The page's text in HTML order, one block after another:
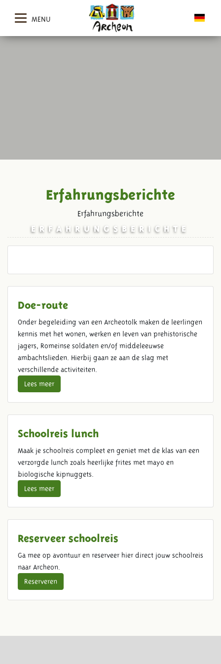
MENU
ERFAHRUNGSBERICHTE
Erfahrungsberichte
Erfahrungsberichte
Doe-route
Onder begeleiding van een Archeotolk maken de leerlingen
kennis met het wonen, werken en leven van prehistorische
jagers, Romeinse soldaten en/of middeleeuwse
ambachtslieden. Hierbij gaan ze aan de slag met
verschillende activiteiten.
Lees meer
Schoolreis lunch
Maak je schoolreis compleet en geniet met de klas van een
verzorgde lunch zoals heerlijke frites met mayo en
biologische kipnuggets.
Lees meer
Reserveer schoolreis
Ga mee op avontuur en reserveer hier direct jouw schoolreis
naar Archeon.
Reserveren